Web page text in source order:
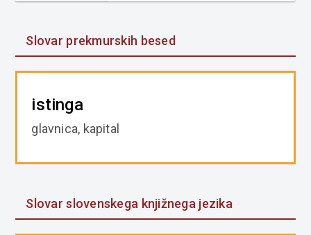
Slovar prekmurskih besed
istinga
glavnica, kapital
Slovar slovenskega knjižnega jezika